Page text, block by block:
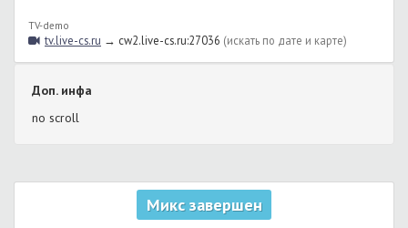
TV-demo
tv.live-cs.ru → cw2.live-cs.ru:27036 (искать по дате и карте)
Доп. инфа
no scroll
Микс завершен